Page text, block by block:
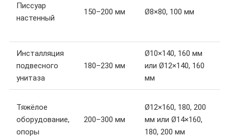
Писсуар
настенный
150–200 мм Ø8×80, 100 мм
Инсталляция
подвесного
унитаза
180–230 мм
Ø10×140, 160 мм
или Ø12×140, 160
мм
Тяжёлое
оборудование,
опоры
200–300 мм
Ø12×160, 180, 200
мм или Ø14×160,
180, 200 мм